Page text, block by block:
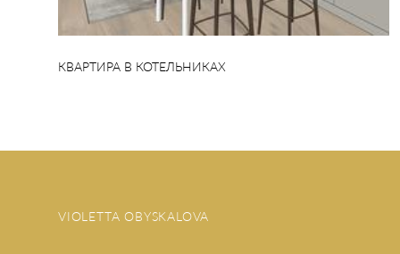
КВАРТИРА В КОТЕЛЬНИКАХ
VIOLETTA OBYSKALOVA